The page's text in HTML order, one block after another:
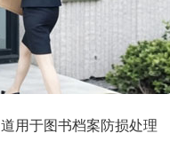
用于图书档案防损处理